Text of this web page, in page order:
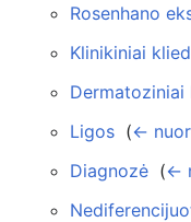
Rosenhano
Klinikiniai
Dermatoziniai
Ligos (←
Diagnozė (←